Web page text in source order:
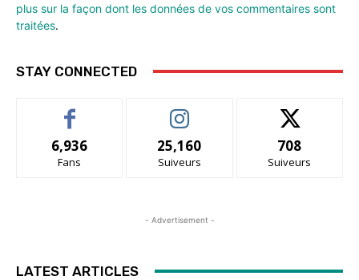
plus sur la façon dont les données de vos commentaires sont
traitées.
STAY CONNECTED
6,936
Fans
25,160
Suiveurs
708
Suiveurs
- Advertisement -
LATEST ARTICLES